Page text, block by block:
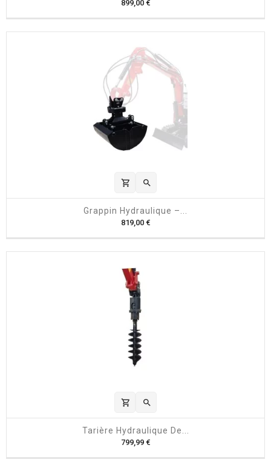
899,00 €P
x
shopping_cart 
Grappin Hydraulique –...
819,00 €P
x
shopping_cart 
Tarière Hydraulique De...
799,99 €P